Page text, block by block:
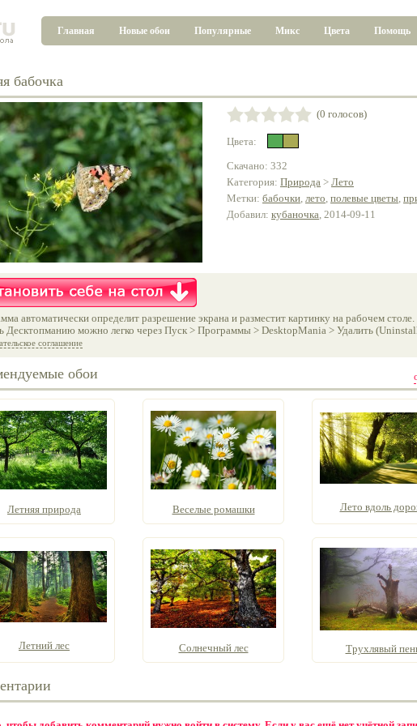
Главная Новые обои Популярные Микс Цвета Помощь
бабочка
(0 голосов)
Цвета:
Скачано: 332
Категория: Природа > Лето
Метки: бабочки, лето, полевые цветы,
Добавил: кубаночка, 2014-09-11
автоматически определит разрешение экрана и разместит картинку на рабочем столе.
Десктопманию можно легко через Пуск > Программы > DesktopMania > Удалить
соглашение
обои
Летняя природа Веселые ромашки Лето вдоль
Летний лес Солнечный лес Трухлявый